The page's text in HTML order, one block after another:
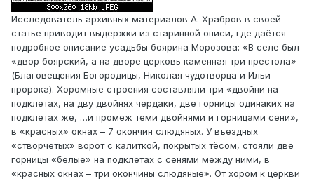
Исследователь архивных материалов А. Храбров в своей
статье приводит выдержки из старинной описи, где даётся
подробное описание усадьбы боярина Морозова: «В селе был
«двор боярский, а на дворе церковь каменная три престола»
(Благовещения Богородицы, Николая чудотворца и Ильи
пророка). Хоромные строения составляли три «двойни на
подклетах, на дву двойнях чердаки, две горницы одинаких на
подклетах же, …и промеж теми двойнями и горницами сени»,
в «красных» окнах – 7 окончин слюдяных. У въездных
«створчетых» ворот с калиткой, покрытых тёсом, стояли две
горницы «белые» на подклетах с сенями между ними, в
«красных окнах – три окончины слюдяные». От хором к церкви